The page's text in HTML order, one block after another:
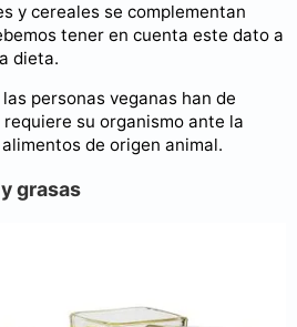
y cereales se complementan
tener en cuenta este dato a
dieta.
personas veganas han de
su organismo ante la
de origen animal.
grasas